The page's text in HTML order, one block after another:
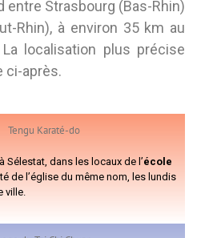
entre Strasbourg (Bas-Rhin)
Rhin), à environ 35 km au
localisation plus précise
ci-après.
Sélestat, dans les locaux de l’école
de l’église du même nom, les lundis
ville.